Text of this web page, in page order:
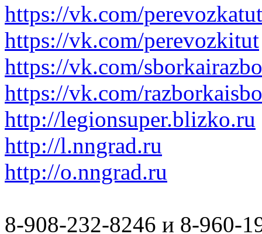
https://vk.com/perevozkatut
https://vk.com/perevozkitut
https://vk.com/
https://vk.com/
http://legionsuper.blizko.ru
http://l.nngrad.ru
http://o.nngrad.ru
8-908-232-8246 и 8-960-